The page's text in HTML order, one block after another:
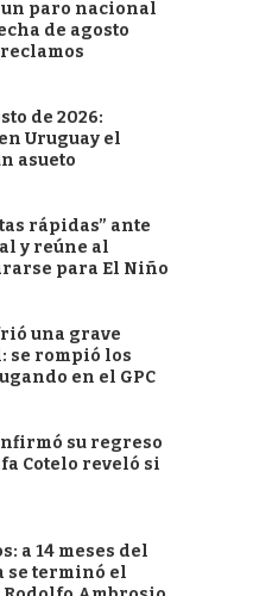
paro nacional
de agosto
de 2026:
Uruguay el
asueto
rápidas” ante
y reúne al
para El Niño
una grave
se rompió los
en el GPC
su regreso
Cotelo reveló si
a 14 meses del
se terminó el